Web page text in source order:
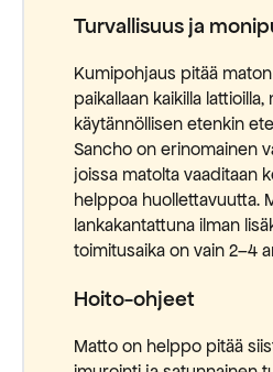
Turvallisuus ja
Kumipohjaus pitää
paikallaan kaikilla
käytännöllisen etenkin
Sancho on erinomainen
joissa matolta vaaditaan
helppoa huollettavuutta.
lankakantattuna ilman
toimitusaika on vain 2–4
Hoito-ohjeet
Matto on helppo pitää